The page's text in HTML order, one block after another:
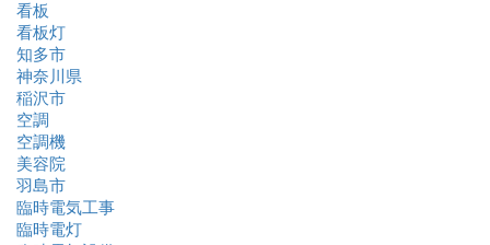
看板
看板灯
知多市
神奈川県
稲沢市
空調
空調機
美容院
羽島市
臨時電気工事
臨時電灯